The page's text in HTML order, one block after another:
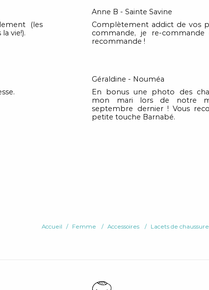
(les
vie!).
Anne B - Sainte Savine
Complètement addict de vos
commande, je re-
recommande !
Géraldine - Nouméa
En bonus une photo des
mon mari lors de notre
septembre dernier ! Vous
petite touche Barnabé.
Accueil Femme Accessoires Lacets de